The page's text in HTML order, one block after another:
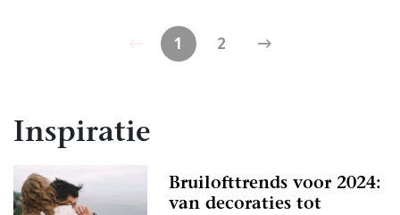
1 2
Inspiratie
Bruilofttrends voor 2024:
van decoraties tot